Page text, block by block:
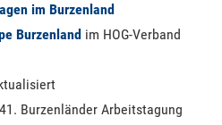
im Burzenland
Burzenland im HOG-Verband
41. Burzenländer Arbeitstagung